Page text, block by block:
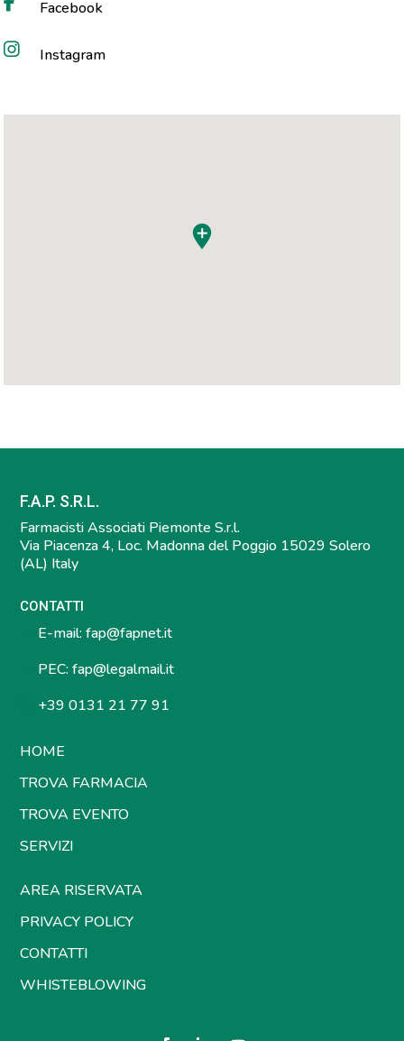
Facebook
Instagram
F.A.P. S.R.L.
Farmacisti Associati Piemonte S.r.l.
Via Piacenza 4, Loc. Madonna del Poggio 15029 Solero
(AL) Italy
CONTATTI
E-mail: fap@fapnet.it
PEC: fap@legalmail.it
+39 0131 21 77 91
HOME
TROVA FARMACIA
TROVA EVENTO
SERVIZI
AREA RISERVATA
PRIVACY POLICY
CONTATTI
WHISTEBLOWING